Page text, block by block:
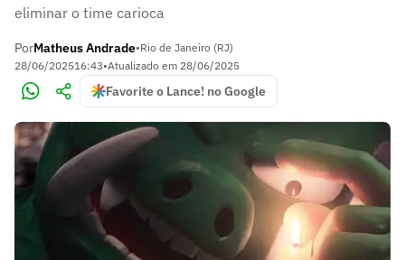
eliminar o time carioca
PorMatheus Andrade•Rio de Janeiro (RJ)
28/06/202516:43•Atualizado em 28/06/2025
Favorite o Lance! no Google